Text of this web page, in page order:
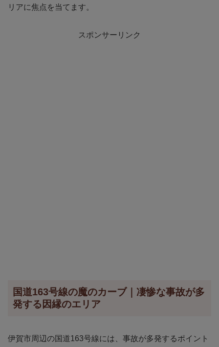
リアに焦点を当てます。
スポンサーリンク
国道163号線の魔のカーブ｜凄惨な事故が多
発する因縁のエリア
伊賀市周辺の国道163号線には、事故が多発するポイント